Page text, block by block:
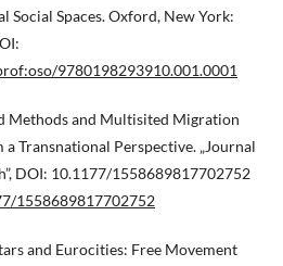
Social Spaces. Oxford, New York:
9780198293910.001.0001
Methods and Multisited Migration
Transnational Perspective. „Journal
DOI: 10.1177/1558689817702752
1558689817702752
and Eurocities: Free Movement